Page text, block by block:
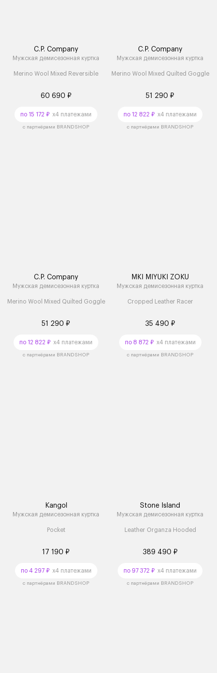
C.P. Company
Мужская демисезонная куртка
Merino Wool Mixed Reversible
60 690 ₽
по 15 172 ₽ x4 платежами
с партнёрами BRANDSHOP
C.P. Company
Мужская демисезонная куртка
Merino Wool Mixed Quilted Goggle
51 290 ₽
по 12 822 ₽ x4 платежами
с партнёрами BRANDSHOP
C.P. Company
Мужская демисезонная куртка
Merino Wool Mixed Quilted Goggle
51 290 ₽
по 12 822 ₽ x4 платежами
с партнёрами BRANDSHOP
MKI MIYUKI ZOKU
Мужская демисезонная куртка
Cropped Leather Racer
35 490 ₽
по 8 872 ₽x4 платежами
с партнёрами BRANDSHOP
Kangol
Мужская демисезонная куртка
Pocket
17 190 ₽
по 4 297 ₽x4 платежами
с партнёрами BRANDSHOP
Stone Island
Мужская демисезонная куртка
Leather Organza Hooded
389 490 ₽
по 97 372 ₽ x4 платежами
с партнёрами BRANDSHOP